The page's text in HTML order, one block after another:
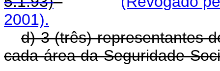
2001).
d) 3 (três) representantes
cada área da Seguridade